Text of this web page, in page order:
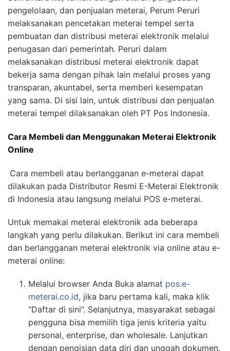
pengelolaan, dan penjualan meterai, Perum Peruri
melaksanakan pencetakan meterai tempel serta
pembuatan dan distribusi meterai elektronik melalui
penugasan dari pemerintah. Peruri dalam
melaksanakan distribusi meterai elektronik dapat
bekerja sama dengan pihak lain melalui proses yang
transparan, akuntabel, serta memberi kesempatan
yang sama. Di sisi lain, untuk distribusi dan penjualan
meterai tempel dilaksanakan oleh PT Pos Indonesia.
Cara Membeli dan Menggunakan Meterai Elektronik
Online
Cara membeli atau berlangganan e-meterai dapat
dilakukan pada Distributor Resmi E-Meterai Elektronik
di Indonesia atau langsung melalui POS e-meterai.
Untuk memakai meterai elektronik ada beberapa
langkah yang perlu dilakukan. Berikut ini cara membeli
dan berlangganan meterai elektronik via online atau e-
meterai online:
Melalui browser Anda Buka alamat pos.e-
meterai.co.id, jika baru pertama kali, maka klik
“Daftar di sini”. Selanjutnya, masyarakat sebagai
pengguna bisa memilih tiga jenis kriteria yaitu
personal, enterprise, dan wholesale. Lanjutkan
dengan pengisian data diri dan unggah dokumen.